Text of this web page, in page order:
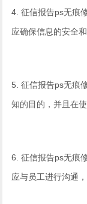
4. 征信报告ps无痕
应确保信息的安全
5. 征信报告ps无痕
知的目的，并且在
6. 征信报告ps无痕
应与员工进行沟通